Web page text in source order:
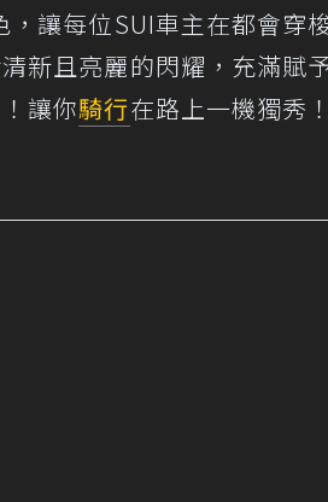
讓每位SUI車主在都會穿
新且亮麗的閃耀，充滿賦
讓你騎行在路上一機獨秀